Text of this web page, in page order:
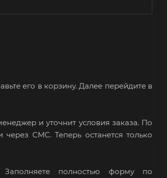
его в корзину. Далее перейдите в
и уточнит условия заказа. По
СМС. Теперь останется только
полностью форму по